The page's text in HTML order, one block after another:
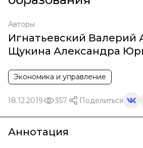
Авторы
Игнатьевский Валерий
Щукина Александра
Экономика и управление
18.12.2019 357 Поделиться
Аннотация